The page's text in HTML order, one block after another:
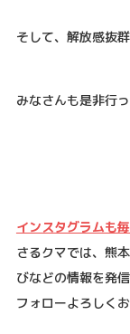
そして、解放感抜
みなさんも是非行
インスタグラムも
さるクマでは、熊
びなどの情報を発信
フォローよろしく